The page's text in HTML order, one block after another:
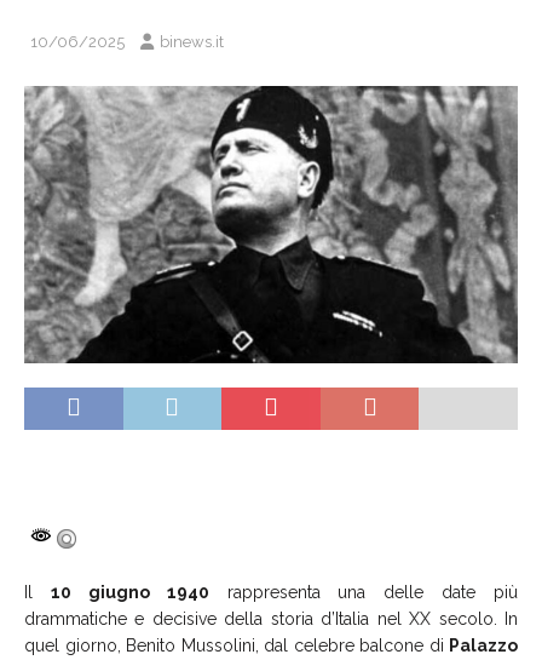
10/06/2025 binews.it
10 giugno 1940 rappresenta una delle date più
drammatiche e decisive della storia d’Italia nel XX secolo. In
quel giorno, Benito Mussolini, dal celebre balcone di Palazzo